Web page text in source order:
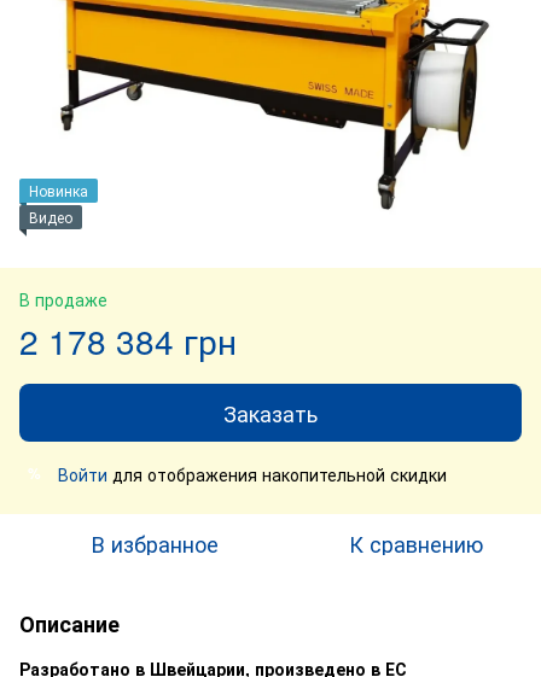
Новинка
Видео
В продаже
2 178 384 грн
Заказать
% Войти для отображения накопительной скидки
В избранное К сравнению
Описание
Разработано в Швейцарии, произведено в ЕС